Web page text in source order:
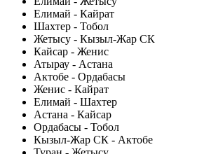
Елимай - Кайрат
Шахтер - Тобол
Жетысу - Кызыл-Жар СК
Кайсар - Женис
Атырау - Астана
Актобе - Ордабасы
Женис - Кайрат
Елимай - Шахтер
Астана - Кайсар
Ордабасы - Тобол
Кызыл-Жар СК - Актобе